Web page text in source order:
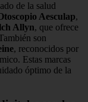
de la salud
Aesculap,
Allyn, que ofrece
son
, reconocidos por
Estas marcas
óptimo de la